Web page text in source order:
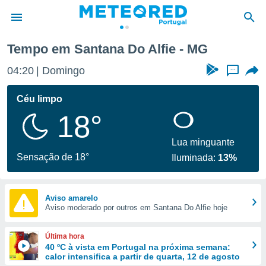
da
foi
fornecidas
a este
das
e
forma
digital
Tempo em Santana Do Alfie - MG
04:20 Domingo ...
Céu limpo
18°
Sensação de 18°
Lua minguante
Iluminada: 13%
Aviso amarelo
Aviso moderado por outros em Santana Do Alfie hoje
Última hora
40 ºC à vista em Portugal na próxima semana:
calor intensifica a partir de quarta, 12 de agosto